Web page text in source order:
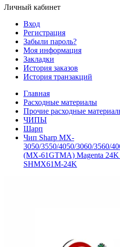
Личный кабинет
Вход
Регистрация
Забыли пароль?
Моя информация
Закладки
История заказов
История транзакций
Главная
Расходные материалы
Прочие расходные
ЧИПЫ
Шарп
Чип Sharp MX-
3050/3550/4050/3060/3560/
(MX-61GTMA) Magenta
SHMX61M-24K